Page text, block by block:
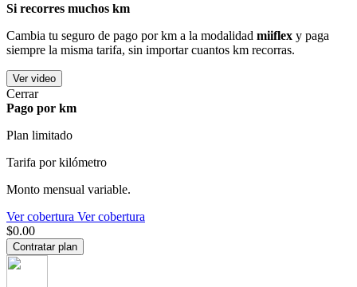
Si recorres muchos km
Cambia tu seguro de pago por km a la modalidad miiflex y paga
siempre la misma tarifa, sin importar cuantos km recorras.
Ver video
Cerrar
Pago por km
Plan limitado
Tarifa por kilómetro
Monto mensual variable.
Ver cobertura Ver cobertura
$0.00
Contratar plan